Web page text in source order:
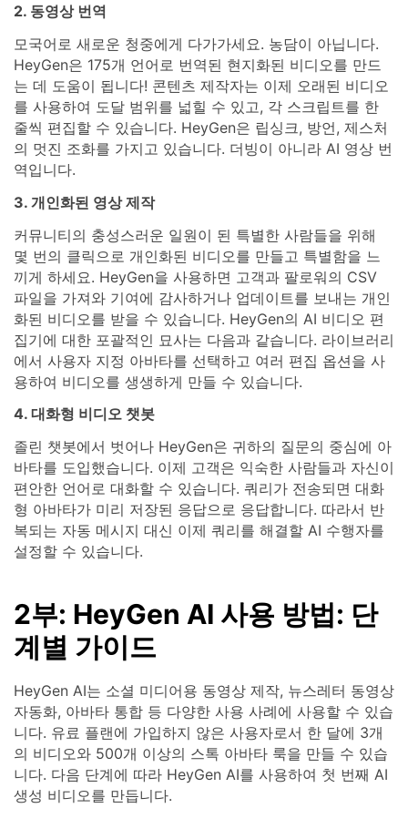
2. 동영상 번역
모국어로 새로운 청중에게 다가가세요. 농담이 아닙니다.
HeyGen은 175개 언어로 번역된 현지화된 비디오를 만드
는 데 도움이 됩니다! 콘텐츠 제작자는 이제 오래된 비디오
를 사용하여 도달 범위를 넓힐 수 있고, 각 스크립트를 한
줄씩 편집할 수 있습니다. HeyGen은 립싱크, 방언, 제스처
의 멋진 조화를 가지고 있습니다. 더빙이 아니라 AI 영상 번
역입니다.
3. 개인화된 영상 제작
커뮤니티의 충성스러운 일원이 된 특별한 사람들을 위해
몇 번의 클릭으로 개인화된 비디오를 만들고 특별함을 느
끼게 하세요. HeyGen을 사용하면 고객과 팔로워의 CSV
파일을 가져와 기여에 감사하거나 업데이트를 보내는 개인
화된 비디오를 받을 수 있습니다. HeyGen의 AI 비디오 편
집기에 대한 포괄적인 묘사는 다음과 같습니다. 라이브러리
에서 사용자 지정 아바타를 선택하고 여러 편집 옵션을 사
용하여 비디오를 생생하게 만들 수 있습니다.
4. 대화형 비디오 챗봇
졸린 챗봇에서 벗어나 HeyGen은 귀하의 질문의 중심에 아
바타를 도입했습니다. 이제 고객은 익숙한 사람들과 자신이
편안한 언어로 대화할 수 있습니다. 쿼리가 전송되면 대화
형 아바타가 미리 저장된 응답으로 응답합니다. 따라서 반
복되는 자동 메시지 대신 이제 쿼리를 해결할 AI 수행자를
설정할 수 있습니다.
2부: HeyGen AI 사용 방법: 단
계별 가이드
HeyGen AI는 소셜 미디어용 동영상 제작, 뉴스레터 동영상
자동화, 아바타 통합 등 다양한 사용 사례에 사용할 수 있습
니다. 유료 플랜에 가입하지 않은 사용자로서 한 달에 3개
의 비디오와 500개 이상의 스톡 아바타 룩을 만들 수 있습
니다. 다음 단계에 따라 HeyGen AI를 사용하여 첫 번째 AI
생성 비디오를 만듭니다.